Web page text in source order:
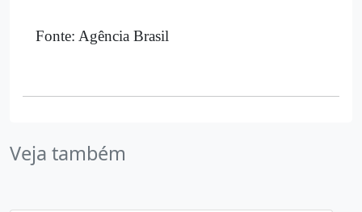
Fonte: Agência Brasil
Veja também